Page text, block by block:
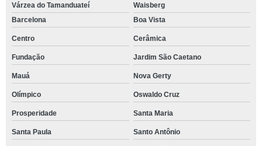
Várzea do Tamanduateí
Waisberg
Barcelona
Boa Vista
Centro Cerâmica
Fundação Jardim São Caetano
Mauá Nova Gerty
Olímpico Oswaldo Cruz
Prosperidade Santa Maria
Santa Paula Santo Antônio